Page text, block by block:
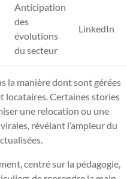
Anticipation
des
évolutions
du secteur
LinkedIn
la manière dont sont gérées
locataires. Certaines stories
une relocation ou une
révélant l’ampleur du
centré sur la pédagogie,